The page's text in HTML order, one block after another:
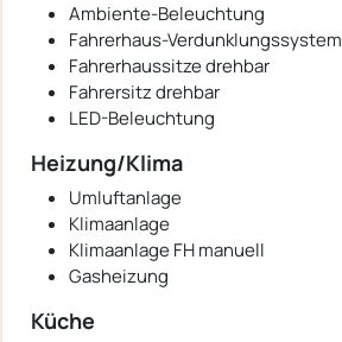
Ambiente-Beleuchtung
Fahrerhaus-Verdunklungssystem
Fahrerhaussitze drehbar
Fahrersitz drehbar
LED-Beleuchtung
Heizung/Klima
Umluftanlage
Klimaanlage
Klimaanlage FH manuell
Gasheizung
Küche